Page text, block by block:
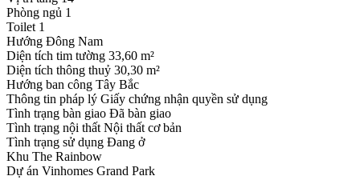
Phòng ngủ 1
Toilet 1
Hướng Đông Nam
Diện tích tim tường 33,60 m²
Diện tích thông thuỷ 30,30 m²
Hướng ban công Tây Bắc
Thông tin pháp lý Giấy chứng nhận quyền sử dụng
Tình trạng bàn giao Đã bàn giao
Tình trạng nội thất Nội thất cơ bản
Tình trạng sử dụng Đang ở
Khu The Rainbow
Dự án Vinhomes Grand Park